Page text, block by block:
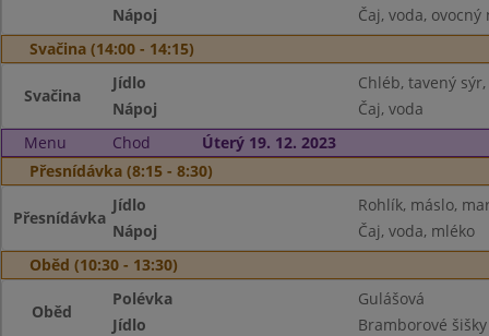
Nápoj
Čaj, voda, ovocný
Svačina (14:00 - 14:15)
Svačina
Jídlo
Chléb, tavený
Nápoj
Čaj, voda
Menu
Chod
Úterý 19. 12. 2023
Přesnídávka (8:15 - 8:30)
Přesnídávka
Jídlo
Rohlík, máslo,
Nápoj
Čaj, voda, mléko
Oběd (10:30 - 13:30)
Oběd
Polévka
Gulášová
Jídlo
Bramborové